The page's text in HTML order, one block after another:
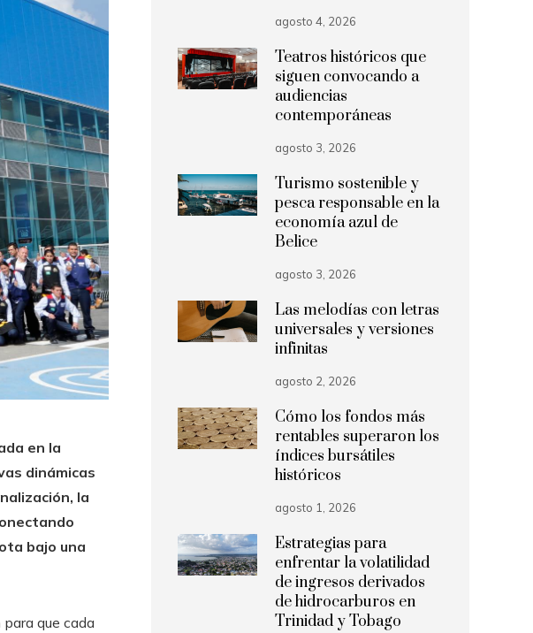
en la
dinámicas
la
bajo una
que cada
agosto 4, 2026
Teatros históricos que
siguen convocando a
audiencias
contemporáneas
agosto 3, 2026
Turismo sostenible y
pesca responsable en la
economía azul de
Belice
agosto 3, 2026
Las melodías con letras
universales y versiones
infinitas
agosto 2, 2026
Cómo los fondos más
rentables superaron los
índices bursátiles
históricos
agosto 1, 2026
Estrategias para
enfrentar la volatilidad
de ingresos derivados
de hidrocarburos en
Trinidad y Tobago